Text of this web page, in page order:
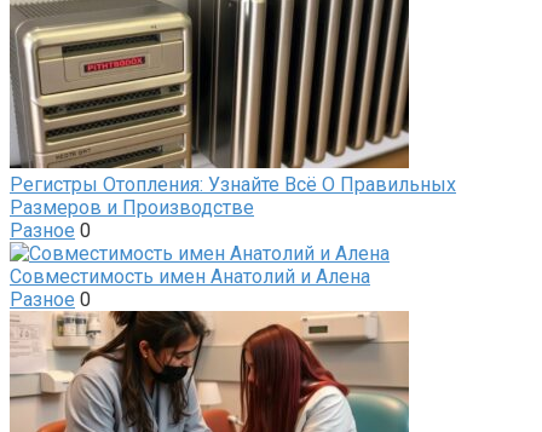
Регистры Отопления: Узнайте Всё О Правильных
Размеров и Производстве
Разное 0
Совместимость имен Анатолий и Алена
Разное 0